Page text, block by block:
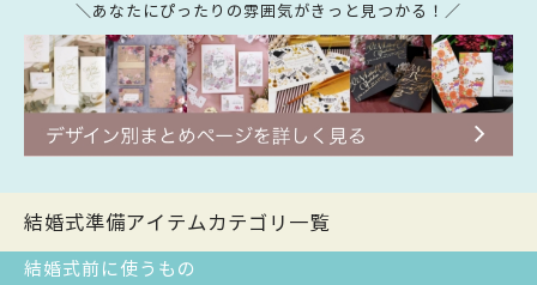
＼あなたにぴったりの雰囲気がきっと見つかる！／
結婚式準備アイテムカテゴリ一覧
結婚式前に使うもの